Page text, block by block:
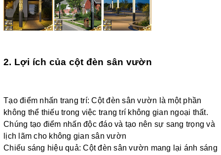
2. Lợi ích của cột đèn sân vườn
Tạo điểm nhấn trang trí: Cột đèn sân vườn là một phần
không thể thiếu trong việc trang trí không gian ngoại thất.
Chúng tạo điểm nhấn độc đáo và tạo nên sự sang trọng và
lịch lãm cho không gian sân vườn
Chiếu sáng hiệu quả: Cột đèn sân vườn mang lại ánh sáng